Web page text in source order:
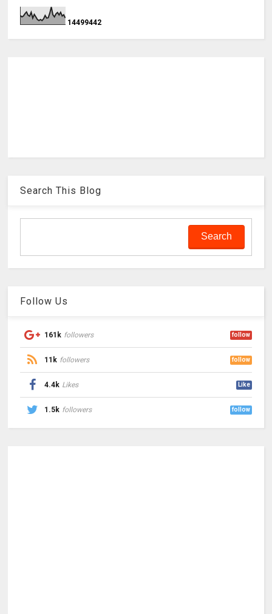
14499442
Search This Blog
Follow Us
161k followers follow
11k followers follow
4.4k Likes Like
1.5k followers follow